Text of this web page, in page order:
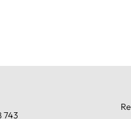
743